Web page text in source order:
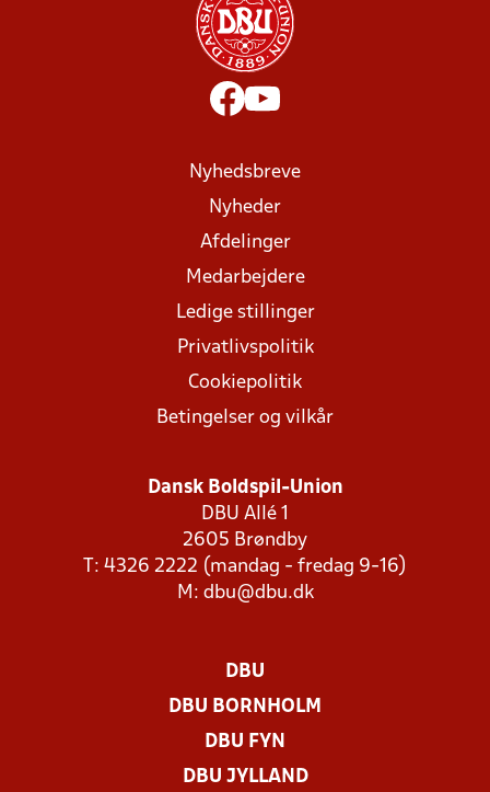
Nyhedsbreve
Nyheder
Afdelinger
Medarbejdere
Ledige stillinger
Privatlivspolitik
Cookiepolitik
Betingelser og vilkår
Dansk Boldspil-Union
DBU Allé 1
2605 Brøndby
T: 4326 2222 (mandag - fredag 9-16)
M: dbu@dbu.dk
DBU
DBU BORNHOLM
DBU FYN
DBU JYLLAND